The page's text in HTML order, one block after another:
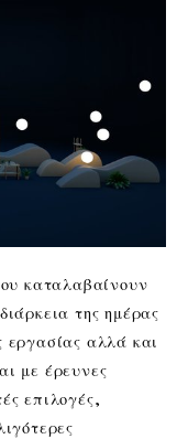
καταλαβαίνουν
της ημέρας
εργασίας αλλά και
με έρευνες
επιλογές,